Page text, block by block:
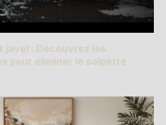
: Découvrez les
pour éliminer le salpêtre